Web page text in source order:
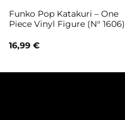
Funko Pop Katakuri – One
Piece Vinyl Figure (N° 1606)
16,99 €